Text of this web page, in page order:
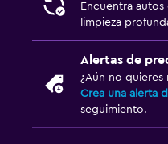
Encuentra
limpieza
Alertas de
¿Aún no quieres
Crea una alerta
seguimiento.